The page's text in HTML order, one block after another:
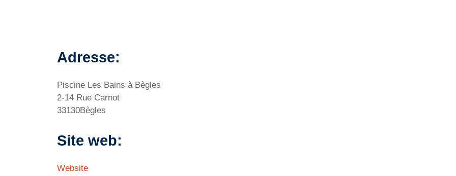
Adresse:
Piscine Les Bains à Bègles
2-14 Rue Carnot
33130Bègles
Site web:
Website